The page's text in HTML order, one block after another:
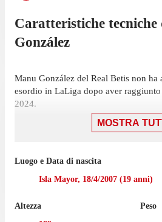
Caratteristiche tecniche
González
Manu González del Real Betis non ha
esordio in LaLiga dopo aver
2024.
González non ha giocato nemmeno
Prima di arrivare a vestire la maglia
Real Betis II.
MOSTRA
Luogo e Data di nascita
Isla Mayor, 18/4/2007 (19 anni)
Altezza
Peso